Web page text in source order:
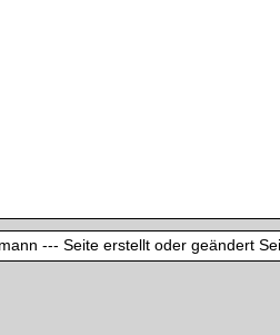
--- Seite erstellt oder geändert